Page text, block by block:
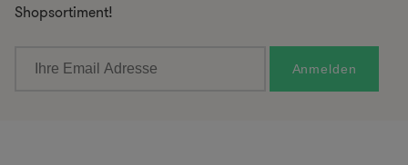
Shopsortiment!